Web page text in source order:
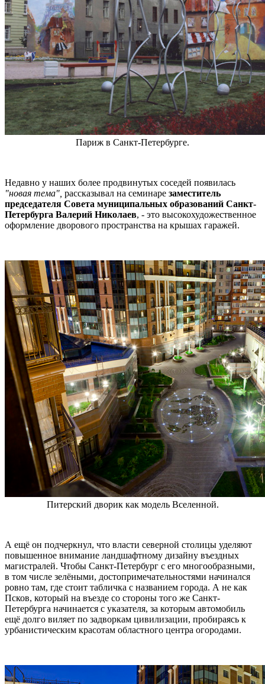
Париж в Санкт-Петербурге.
Недавно у наших более продвинутых соседей появилась
"новая тема", рассказывал на семинаре заместитель
председателя Совета муниципальных образований Санкт-
Петербурга Валерий Николаев, - это высокохудожественное
оформление дворового пространства на крышах гаражей.
Питерский дворик как модель Вселенной.
А ещё он подчеркнул, что власти северной столицы уделяют
повышенное внимание ландшафтному дизайну въездных
магистралей. Чтобы Санкт-Петербург с его многообразными,
в том числе зелёными, достопримечательностями начинался
ровно там, где стоит табличка с названием города. А не как
Псков, который на въезде со стороны того же Санкт-
Петербурга начинается с указателя, за которым автомобиль
ещё долго виляет по задворкам цивилизации, пробираясь к
урбанистическим красотам областного центра огородами.